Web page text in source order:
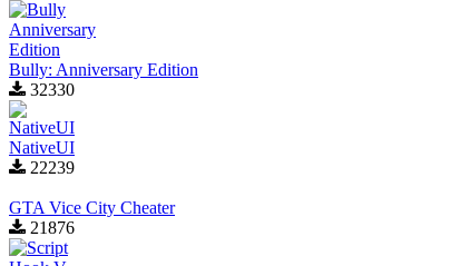
Bully: Anniversary Edition
32330
NativeUI
22239
GTA Vice City Cheater
21876